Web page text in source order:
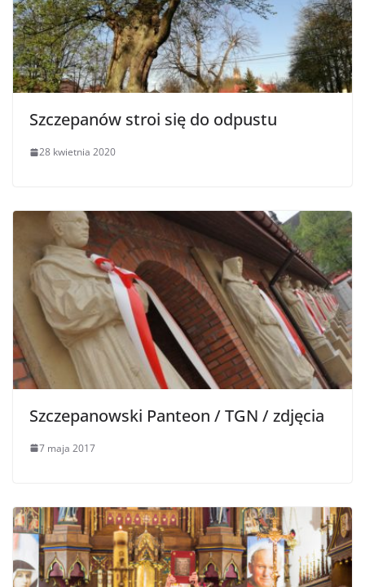
Szczepanów stroi się do odpustu
28 kwietnia 2020
Szczepanowski Panteon / TGN / zdjęcia
7 maja 2017